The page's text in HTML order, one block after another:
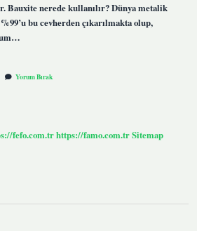
Bauxite nerede kullanılır? Dünya metalik
bu cevherden çıkarılmakta olup,
Yorum Bırak
fefo.com.trhttps://famo.com.trSitemap